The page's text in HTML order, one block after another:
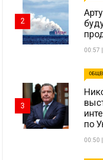
00:57
2
по
00:50
3